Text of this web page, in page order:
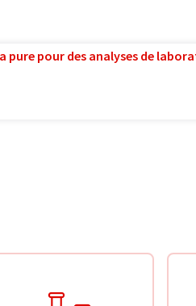
pure pour des analyses de